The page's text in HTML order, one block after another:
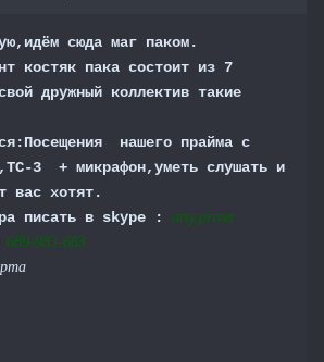
сюда маг паком.
костяк пака состоит из 7
дружный коллектив такие
нашего прайма с
3 + микрафон,уметь слушать и
вас хотят.
писать в skype :
arty.privet
689-983-683